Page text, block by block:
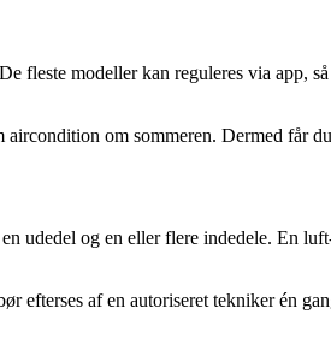
fleste modeller kan reguleres via
om sommeren. Dermed får
og en eller flere indedele. En
efterses af en autoriseret tekniker én